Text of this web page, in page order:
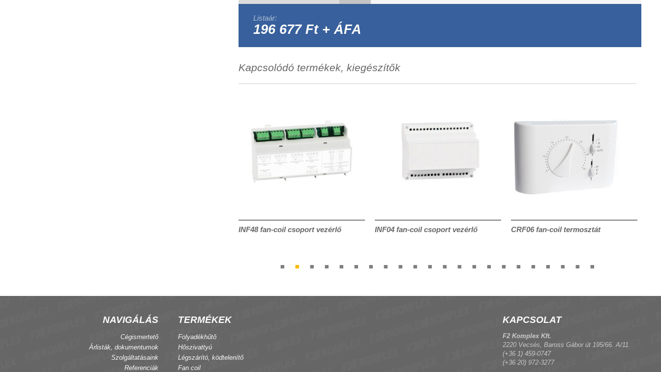
Listaár:
196 677 Ft + ÁFA
Kapcsolódó termékek, kiegészítők
INF48 fan-coil csoport vezérlő INF04 fan-coil csoport vezérlő CRF06 fan-coil termosztát
NAVIGÁLÁS
Cégismertető
Árlisták, dokumentumok
Szolgáltatásaink
Referenciák
TERMÉKEK
Folyadékhűtő
Hőszivattyú
Légszárító, ködtelenítő
Fan coil
KAPCSOLAT
F2 Komplex Kft.
2220 Vecsés, Baross Gábor út 195/66. A/11.
(+36 1) 459-0747
(+36 20) 972-3277